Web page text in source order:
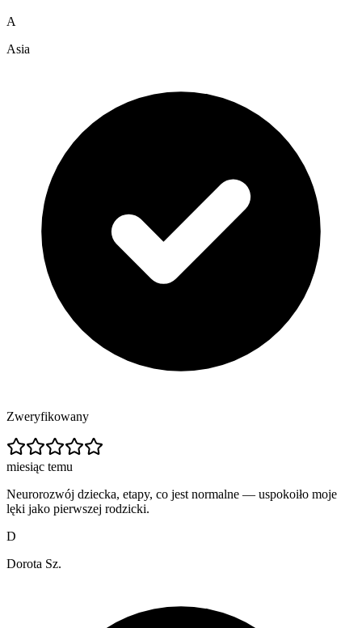
A
Asia
Zweryfikowany
miesiąc temu
Neurorozwój dziecka, etapy, co jest normalne — uspokoiło moje
lęki jako pierwszej rodzicki.
D
Dorota Sz.